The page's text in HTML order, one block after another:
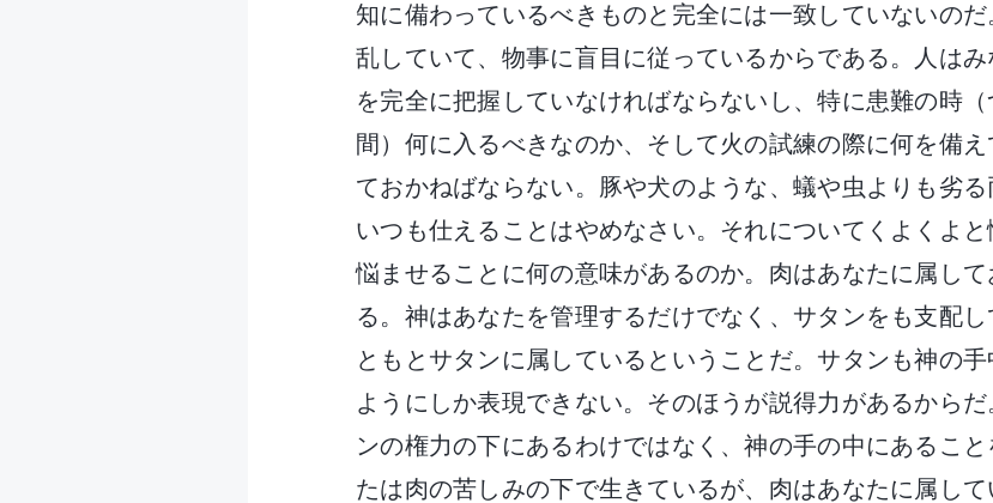
知に備わっているべきものと完全には一致していないの
乱していて、物事に盲目に従っているからである。人は
を完全に把握していなければならないし、特に患難の時
間）何に入るべきなのか、そして火の試練の際に何を備
ておかねばならない。豚や犬のような、蟻や虫よりも劣る
いつも仕えることはやめなさい。それについてくよくよ
悩ませることに何の意味があるのか。肉はあなたに属し
る。神はあなたを管理するだけでなく、サタンをも支配
ともとサタンに属しているということだ。サタンも神の
ようにしか表現できない。そのほうが説得力があるから
ンの権力の下にあるわけではなく、神の手の中にあるこ
たは肉の苦しみの下で生きているが、肉はあなたに属し